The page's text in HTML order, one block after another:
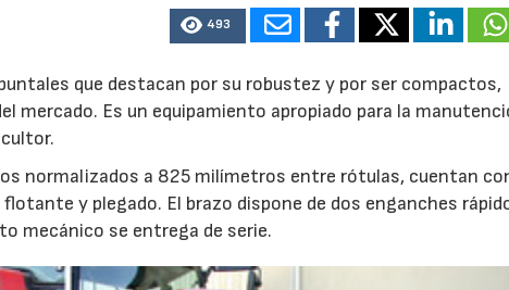
493
que destacan por su robustez y por ser compactos,
mercado. Es un equipamiento apropiado para la
normalizados a 825 milímetros entre rótulas, cuentan
y plegado. El brazo dispone de dos enganches
mecánico se entrega de serie.